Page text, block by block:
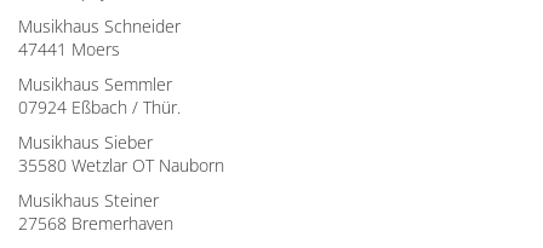
Musikhaus Schneider
47441 Moers
Musikhaus Semmler
07924 Eßbach / Thür.
Musikhaus Sieber
35580 Wetzlar OT Nauborn
Musikhaus Steiner
27568 Bremerhaven